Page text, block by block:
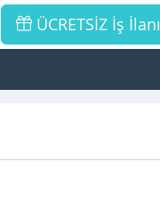
ÜCRETSİZ İş İlanı